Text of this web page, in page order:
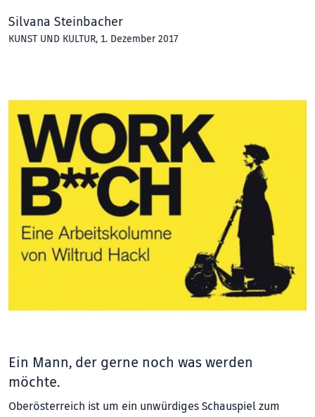
Silvana Steinbacher
KUNST UND KULTUR, 1. Dezember 2017
Ein Mann, der gerne noch was werden
möchte.
Oberösterreich ist um ein unwürdiges Schauspiel zum